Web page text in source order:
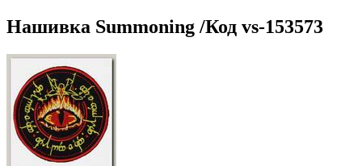
Нашивка Summoning /Код vs-153573